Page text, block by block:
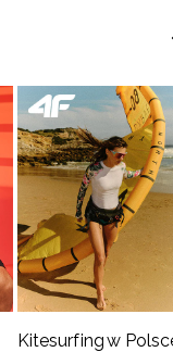
Kitesurfing w